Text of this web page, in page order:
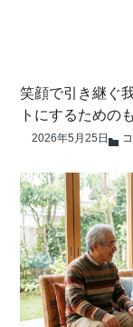
笑顔で引き継ぐ
トにするための
2026年5月25日